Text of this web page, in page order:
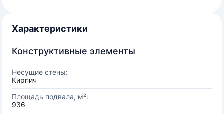
Характеристики
Конструктивные элементы
Несущие стены:
Кирпич
Площадь подвала, м²:
936